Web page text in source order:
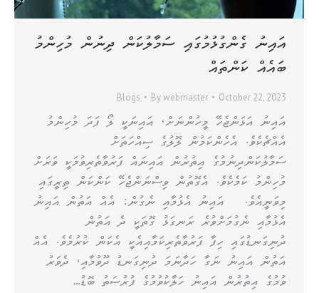
އައިނު ގެންގުޅުމުގައި ސަމާލުކަން ދިނުން މުހިންމު
ބައެއް ކަންތައް
Blogs Bywebmaster October 22, 2023
އައިނު އަޅަންޖެހޭ މީހުންނަށް، އައިނަކީ ލޯ ފަދަ މުހިންމު
އެއްޗެކެވެ. އެހެންކަމުން ލޮލުގެ ސިއްހަތަށް
ސަމާލުކަންދިނުމުގެ އިތުރުން އައިނައް ފަރުވާތެރިވުމަކީ ވަރަށް
މުހިންމު ކަމެކެވެ. އެގޮތުން ވިސްނަންޖެހޭ ކަންކަން ތިރީގައި
މިވަނީއެވެ. އައިނު އެޅުމާއި ނެގުން: އެއް އަތުން އައިނު
އެޅުމާއި ނެގުމަށްވުރެ ރަނގަޅު ގޮތަކީ ދެ އަތުން
ދުނިގަނޑުގައި ހިފާ ފަރުވާތެރިކަމާއިއެކީ އެކަން ކުރުމެވެ. އެއް
އަތުން އައިނު ނަގާ ހަދާނަމަ ދުނިގަނޑު ދޫވުމާއި، ދެވަރު
ވުމުގެ އިތުރުން އައިނު ހަލާކުވުމުގެ ފުރުސަތު ބޮޑު…